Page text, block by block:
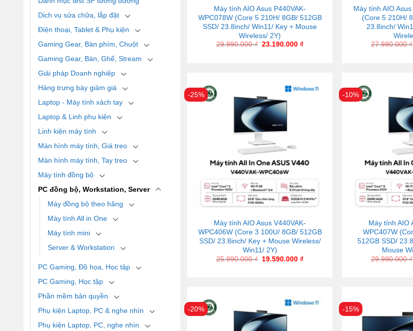
Dịch vụ sửa chữa, lắp đặt
Điện thoại, Tablet & Phụ kiện
Gaming Gear, Bàn phím, Chuột
Gaming Gear, Bàn, Ghế, Stream
Giải pháp Doanh nghiệp
Hàng trưng bày giảm giá
Laptop - Máy tính xách tay
Laptop & Linh phụ kiện
Linh kiện máy tính
Màn hình máy tính, Giá treo
Màn hình máy tính, Tay treo
Máy tính đồng bộ
PC đồng bộ, Workstation, Server
Máy đồng bộ theo hãng
Máy tính All in One
Máy tính mini
Server & Workstation
PC Gaming, Đồ họa, Học tập
PC Gaming, Học tập
Phần mềm bản quyền
Phụ kiện Laptop, PC & nghe nhìn
Phụ kiện Laptop, PC, nghe nhìn
Máy tính AIO Asus P440VAK-
WPC078W (Core 5 210H/ 8GB/ 512GB
SSD/ 23.8inch/ Win11/ Key + Mouse
Wireless/ 2Y)
29.990.000₫ 23.190.000₫
Máy tính AIO
(Core 5 210H/
23.8inch/
27.990.000₫
-25%
Máy tính AIO Asus V440VAK-
WPC406W (Core 3 100U/ 8GB/ 512GB
SSD/ 23.8inch/ Key + Mouse Wireless/
Win11/ 2Y)
25.990.000₫ 19.590.000₫
-10%
Máy tính AIO
WPC407W
512GB SSD/
Mouse
29.990.000₫
-20% -15%